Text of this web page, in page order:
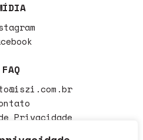
FAQ
Privacidade